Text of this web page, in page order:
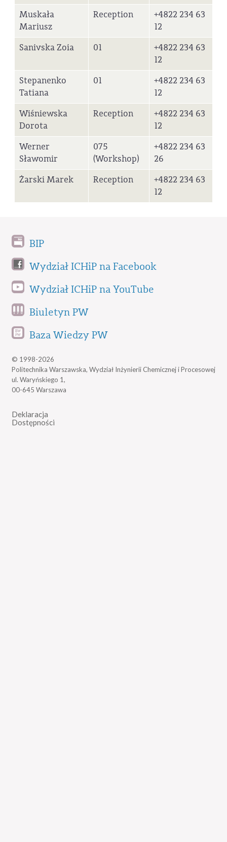
Muskała
Mariusz
Reception
+4822 234 63
12
Sanivska Zoia
01
+4822 234 63
12
Stepanenko
Tatiana
01
+4822 234 63
12
Wiśniewska
Dorota
Reception
+4822 234 63
12
Werner
Sławomir
075
(Workshop)
+4822 234 63
26
Żarski Marek
Reception
+4822 234 63
12
BIP
Wydział ICHiP na Facebook
Wydział ICHiP na YouTube
Biuletyn PW
Baza Wiedzy PW
© 1998-2026
Politechnika Warszawska, Wydział Inżynierii Chemicznej i Procesowej
ul. Waryńskiego 1,
00-645 Warszawa
Deklaracja
Dostępności